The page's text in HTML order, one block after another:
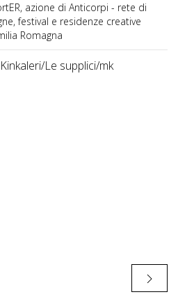
azione di Anticorpi - rete di
festival e residenze creative
Romagna
Le supplici/mk